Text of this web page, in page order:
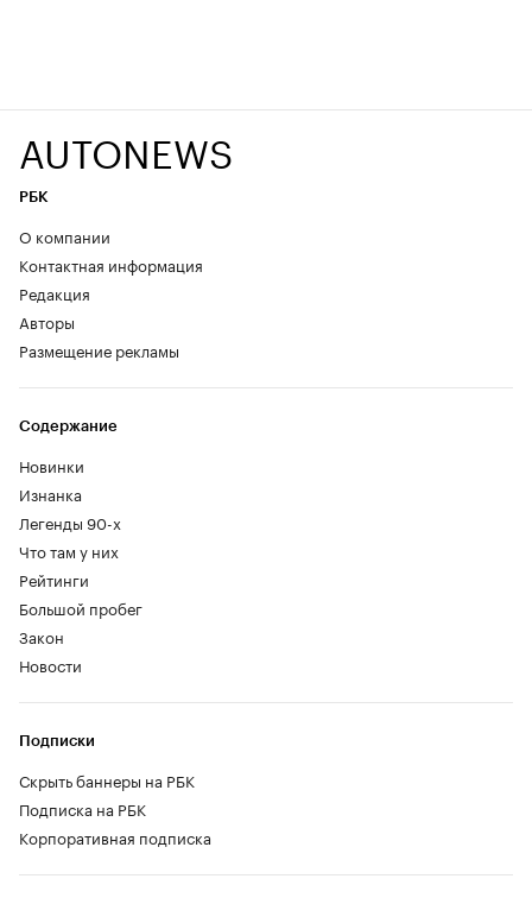
AUTONEWS
РБК
О компании
Контактная информация
Редакция
Авторы
Размещение рекламы
Содержание
Новинки
Изнанка
Легенды 90-х
Что там у них
Рейтинги
Большой пробег
Закон
Новости
Подписки
Скрыть баннеры на РБК
Подписка на РБК
Корпоративная подписка